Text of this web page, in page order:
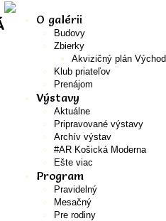
O galérii
Budovy
Zbierky
Akvizičný plán
Klub priateľov
Prenájom
Výstavy
Aktuálne
Pripravované výstavy
Archív výstav
#AR Košická Moderna
Ešte viac
Program
Pravidelný
Mesačný
Pre rodiny